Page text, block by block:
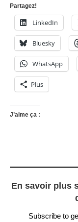
Partagez!
LinkedIn
Bluesky
WhatsApp
Plus
J’aime ça :
En savoir plus
Subscribe to